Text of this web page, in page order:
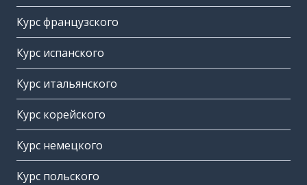
Курс французского
Курс испанского
Курс итальянского
Курс корейского
Курс немецкого
Курс польского